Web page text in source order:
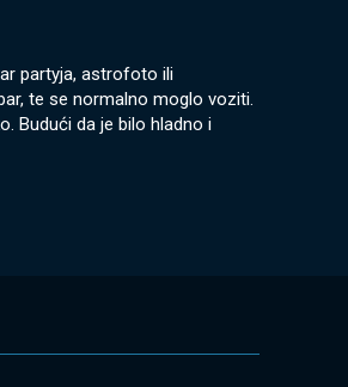
partyja, astrofoto ili
te se normalno moglo voziti.
Budući da je bilo hladno i